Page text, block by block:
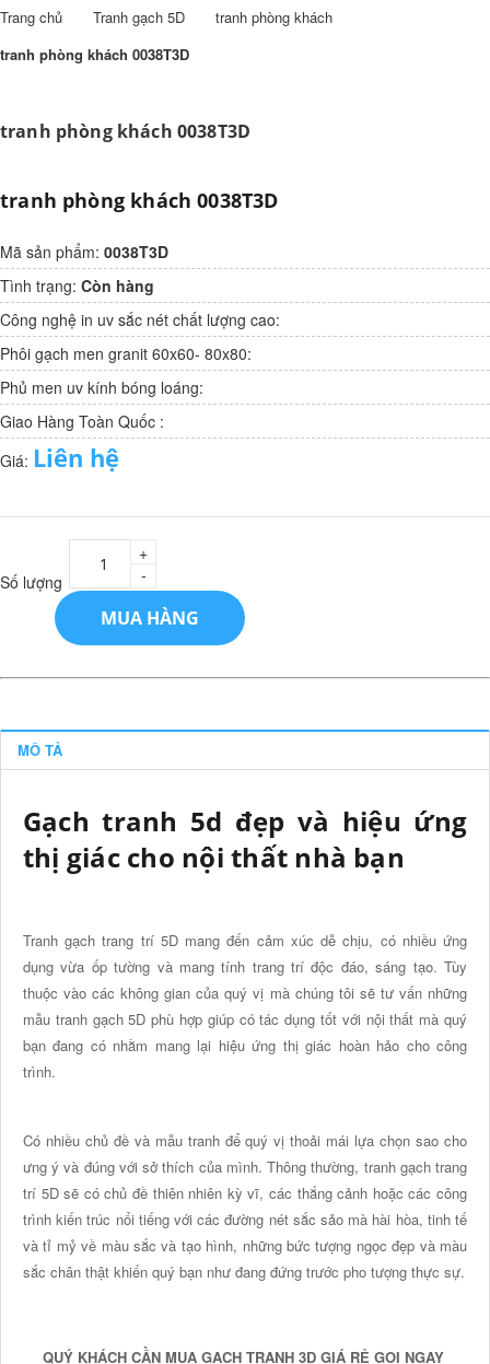
Trang chủ Tranh gạch 5D
tranh phòng khách
tranh phòng khách 0038T3D
tranh phòng khách 0038T3D
tranh phòng khách 0038T3D
Mã sản phẩm: 0038T3D
Tình trạng: Còn hàng
Công nghệ in uv sắc nét chất lượng cao:
Phôi gạch men granit 60x60- 80x80:
Phủ men uv kính bóng loáng:
Giao Hàng Toàn Quốc :
Giá: Liên hệ
Số lượng -
+
MUA HÀNG
MÔ TẢ
Gạch tranh 5d đẹp và hiệu ứng
thị giác cho nội thất nhà bạn
Tranh gạch trang trí 5D mang đến cảm xúc dễ chịu, có nhiều ứng
dụng vừa ốp tường và mang tính trang trí độc đáo, sáng tạo. Tùy
thuộc vào các không gian của quý vị mà chúng tôi sẽ tư vấn những
mẫu tranh gạch 5D phù hợp giúp có tác dụng tốt với nội thất mà quý
bạn đang có nhằm mang lại hiệu ứng thị giác hoàn hảo cho công
trình.
Có nhiều chủ đề và mẫu tranh để quý vị thoải mái lựa chọn sao cho
ưng ý và đúng với sở thích của mình. Thông thường, tranh gạch trang
trí 5D sẽ có chủ đề thiên nhiên kỳ vĩ, các thắng cảnh hoặc các công
trình kiến trúc nổi tiếng với các đường nét sắc sảo mà hài hòa, tinh tế
và tỉ mỷ về màu sắc và tạo hình, những bức tượng ngọc đẹp và màu
sắc chân thật khiến quý bạn như đang đứng trước pho tượng thực sự.
QUÝ KHÁCH CẦN MUA GẠCH TRANH 3D GIÁ RẺ GỌI NGAY